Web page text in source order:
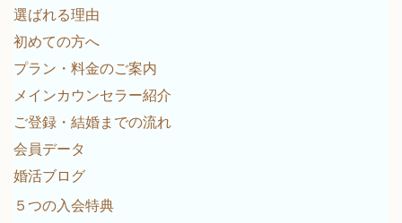
選ばれる理由
初めての方へ
プラン・料金のご案内
メインカウンセラー紹介
ご登録・結婚までの流れ
会員データ
婚活ブログ
５つの入会特典